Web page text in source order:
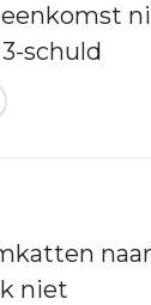
schuld
niet